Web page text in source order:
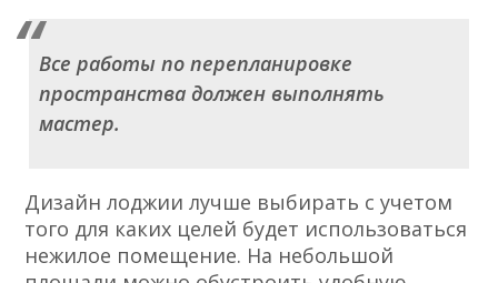
Все работы по перепланировке
пространства должен выполнять
мастер.
Дизайн лоджии лучше выбирать с учетом
того для каких целей будет использоваться
нежилое помещение. На небольшой